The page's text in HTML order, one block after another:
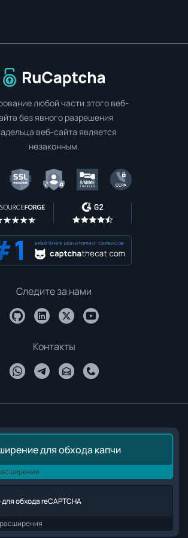
Перейти на главную страницу
любой части этого веб-
без явного разрешения
веб-сайта является
незаконным.
В РЕЙТИНГЕ МОНИТОРИНГ-СЕРВИСОВ
Следите за нами
Контакты
для обхода капчи
обхода reCAPTCHA